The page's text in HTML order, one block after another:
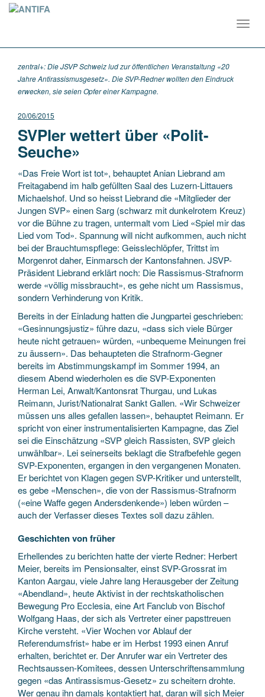
zentral+: Die JSVP Schweiz lud zur öffentlichen Veranstaltung «20
Jahre Antirassismusgesetz». Die SVP-Redner wollten den Eindruck
erwecken, sie seien Opfer einer Kampagne.
20/06/2015
SVPler wettert über «Polit-
Seuche»
«Das Freie Wort ist tot», behauptet Anian Liebrand am
Freitagabend im halb gefüllten Saal des Luzern-Littauers
Michaelshof. Und so heisst Liebrand die «Mitglieder der
Jungen SVP» einen Sarg (schwarz mit dunkelrotem Kreuz)
vor die Bühne zu tragen, untermalt vom Lied «Spiel mir das
Lied vom Tod». Spannung will nicht aufkommen, auch nicht
bei der Brauchtumspflege: Geisslechlöpfer, Trittst im
Morgenrot daher, Einmarsch der Kantonsfahnen. JSVP-
Präsident Liebrand erklärt noch: Die Rassismus-Strafnorm
werde «völlig missbraucht», es gehe nicht um Rassismus,
sondern Verhinderung von Kritik.
Bereits in der Einladung hatten die Jungpartei geschrieben:
«Gesinnungsjustiz» führe dazu, «dass sich viele Bürger
heute nicht getrauen» würden, «unbequeme Meinungen frei
zu äussern». Das behaupteten die Strafnorm-Gegner
bereits im Abstimmungskampf im Sommer 1994, an
diesem Abend wiederholen es die SVP-Exponenten
Herman Lei, Anwalt/Kantonsrat Thurgau, und Lukas
Reimann, Jurist/Nationalrat Sankt Gallen. «Wir Schweizer
müssen uns alles gefallen lassen», behauptet Reimann. Er
spricht von einer instrumentalisierten Kampagne, das Ziel
sei die Einschätzung «SVP gleich Rassisten, SVP gleich
unwählbar». Lei seinerseits beklagt die Strafbefehle gegen
SVP-Exponenten, ergangen in den vergangenen Monaten.
Er berichtet von Klagen gegen SVP-Kritiker und unterstellt,
es gebe «Menschen», die von der Rassismus-Strafnorm
(«eine Waffe gegen Andersdenkende») leben würden –
auch der Verfasser dieses Textes soll dazu zählen.
Geschichten von früher
Erhellendes zu berichten hatte der vierte Redner: Herbert
Meier, bereits im Pensionsalter, einst SVP-Grossrat im
Kanton Aargau, viele Jahre lang Herausgeber der Zeitung
«Abendland», heute Aktivist in der rechtskatholischen
Bewegung Pro Ecclesia, eine Art Fanclub von Bischof
Wolfgang Haas, der sich als Vertreter einer papsttreuen
Kirche versteht. «Vier Wochen vor Ablauf der
Referendumsfrist» habe er im Herbst 1993 einen Anruf
erhalten, berichtet er. Der Anrufer war ein Vertreter des
Rechtsaussen-Komitees, dessen Unterschriftensammlung
gegen «das Antirassismus-Gesetz» zu scheitern drohte.
Wer genau ihn damals kontaktiert hat, daran will sich Meier